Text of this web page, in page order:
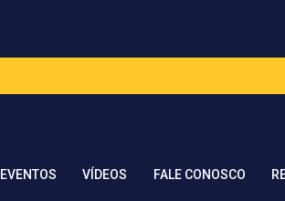
EVENTOS VÍDEOS FALE CONOSCO